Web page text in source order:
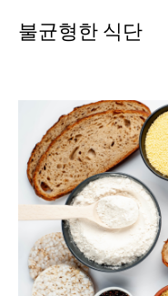
불균형한 식단